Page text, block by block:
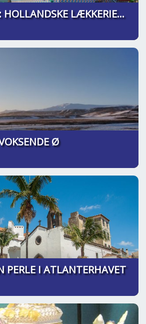
GRONINGEN: HOLLANDSKE LÆKKERIER - LIGE OM HJØRNET
Ø
PERLE I ATLANTERHAVET